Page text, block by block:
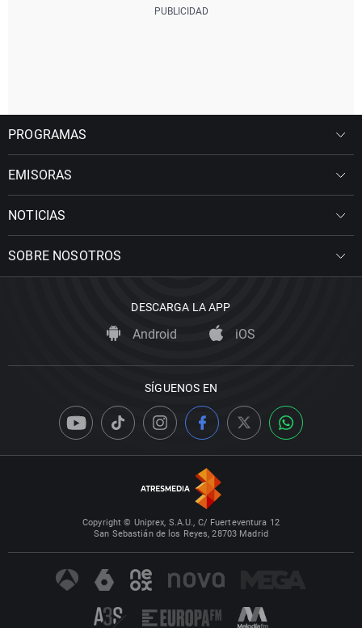
PROGRAMAS
EMISORAS
NOTICIAS
SOBRE NOSOTROS
DESCARGA LA APP
Android iOS
SÍGUENOS EN
Copyright © Uniprex, S.A.U., C/ Fuerteventura 12
San Sebastián de los Reyes, 28703 Madrid